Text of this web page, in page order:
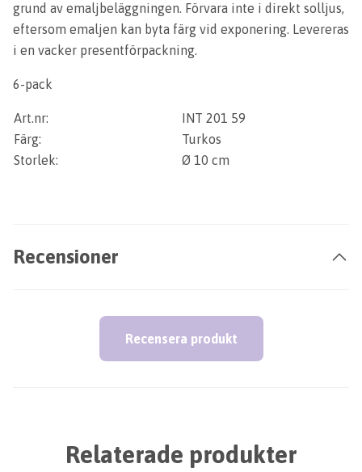
grund av emaljbeläggningen. Förvara inte i direkt solljus,
eftersom emaljen kan byta färg vid exponering. Levereras
i en vacker presentförpackning.
6-pack
Art.nr:
INT 201 59
Färg:
Turkos
Storlek:
Ø 10 cm
Recensioner
Recensera produkt
Relaterade produkter